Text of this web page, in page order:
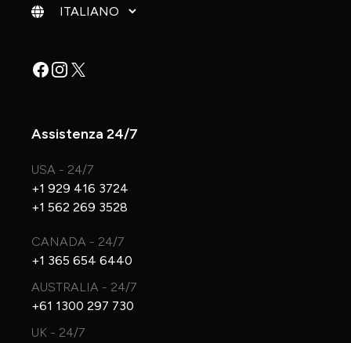
Cambia lingua
Facebook
Instagram
X
Assistenza 24/7
USA - 24/7
+1 929 416 3724
+1 562 269 3528
CANADA - 24/7
+1 365 654 6440
AUSTRALIA - 24/7
+61 1300 297 730
UK - 24/7